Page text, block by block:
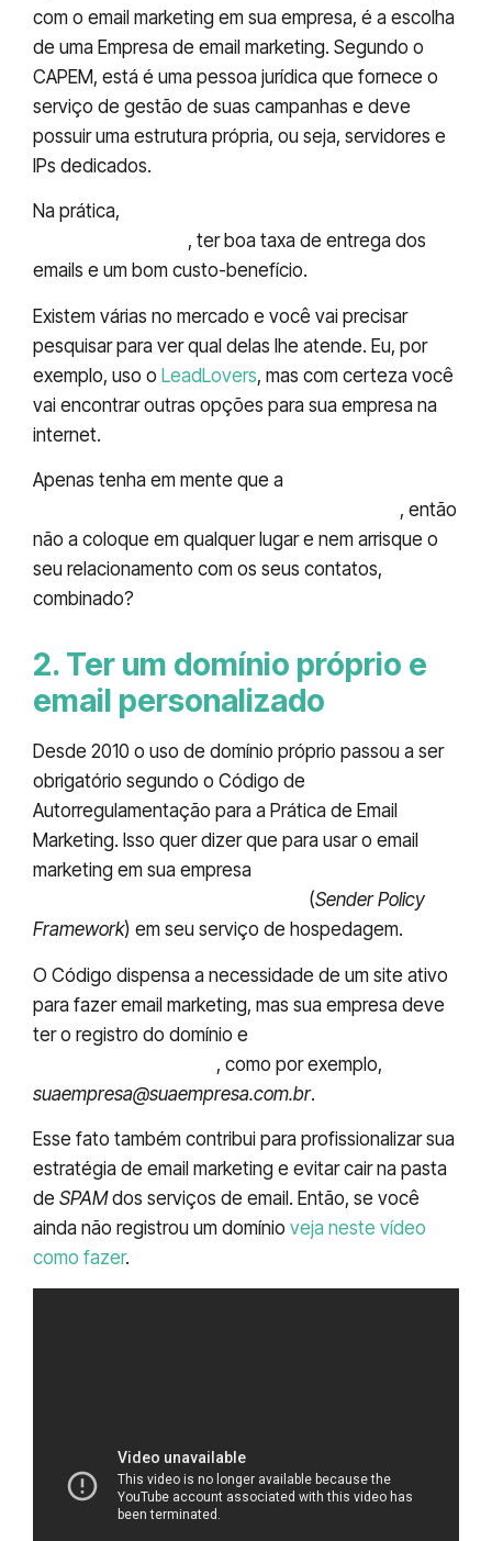
com o email marketing em sua empresa, é a escolha
de uma Empresa de email marketing. Segundo o
CAPEM, está é uma pessoa jurídica que fornece o
serviço de gestão de suas campanhas e deve
possuir uma estrutura própria, ou seja, servidores e
IPs dedicados.
Na prática,
, ter boa taxa de entrega dos
emails e um bom custo-benefício.
Existem várias no mercado e você vai precisar
pesquisar para ver qual delas lhe atende. Eu, por
exemplo, uso o LeadLovers, mas com certeza você
vai encontrar outras opções para sua empresa na
internet.
Apenas tenha em mente que a
, então
não a coloque em qualquer lugar e nem arrisque o
seu relacionamento com os seus contatos,
combinado?
2. Ter um domínio próprio e
email personalizado
Desde 2010 o uso de domínio próprio passou a ser
obrigatório segundo o Código de
Autorregulamentação para a Prática de Email
Marketing. Isso quer dizer que para usar o email
marketing em sua empresa
(Sender Policy
Framework) em seu serviço de hospedagem.
O Código dispensa a necessidade de um site ativo
para fazer email marketing, mas sua empresa deve
ter o registro do domínio e
, como por exemplo,
suaempresa@suaempresa.com.br.
Esse fato também contribui para profissionalizar sua
estratégia de email marketing e evitar cair na pasta
de SPAMdos serviços de email. Então, se você
ainda não registrou um domínio veja neste vídeo
como fazer.